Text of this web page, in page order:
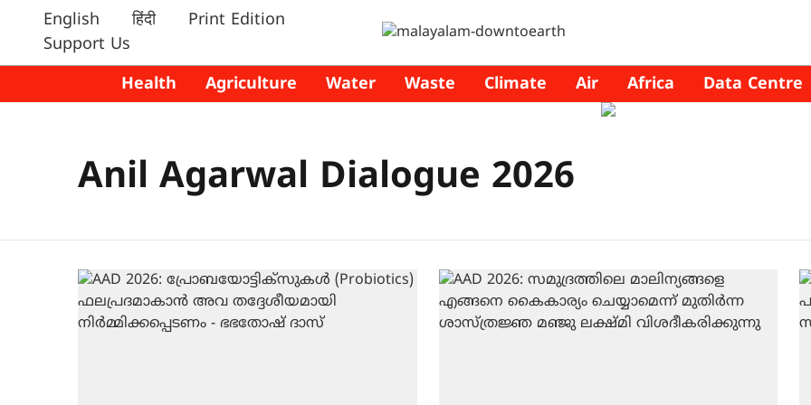
English हिंदी
Print Edition
Support Us
Health
Agriculture Water Waste Climate Air Africa Data Centre
Anil Agarwal Dialogue 2026